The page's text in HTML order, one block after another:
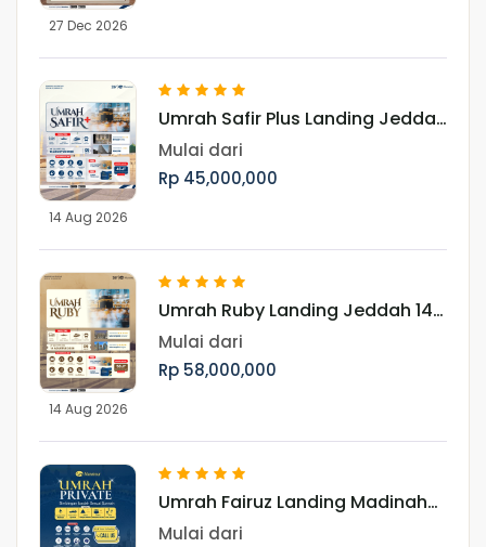
27 Dec 2026
14 Aug 2026
Umrah Safir Plus Landing Jeddah
14 Agustus 2026
Mulai dari
Rp 45,000,000
14 Aug 2026
Umrah Ruby Landing Jeddah 14
Agustus 2026
Mulai dari
Rp 58,000,000
Umrah Fairuz Landing Madinah
12 Agustus 2026
Mulai dari